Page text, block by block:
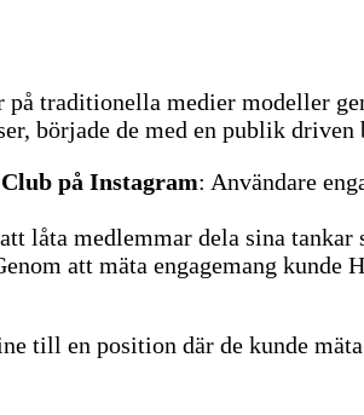
på traditionella medier modeller
började de med en publik driven
Club på Instagram: Användare
låta medlemmar dela sina
att mäta engagemang kunde
till en position där de kunde